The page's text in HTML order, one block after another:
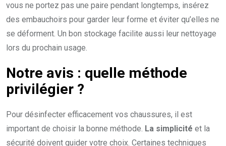
vous ne portez pas une paire pendant longtemps, insérez
des embauchoirs pour garder leur forme et éviter qu’elles ne
se déforment. Un bon stockage facilite aussi leur nettoyage
lors du prochain usage.
Notre avis : quelle méthode
privilégier ?
Pour désinfecter efficacement vos chaussures, il est
important de choisir la bonne méthode. La simplicité et la
sécurité doivent guider votre choix. Certaines techniques